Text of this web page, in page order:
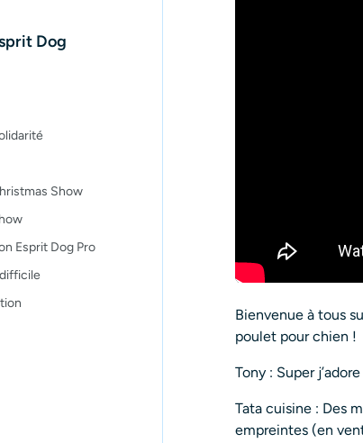
Dog
Show
Esprit Dog Pro
Bienvenue à tous
poulet pour chien !
Tony : Super j’adore
Tata cuisine : Des
empreintes (en